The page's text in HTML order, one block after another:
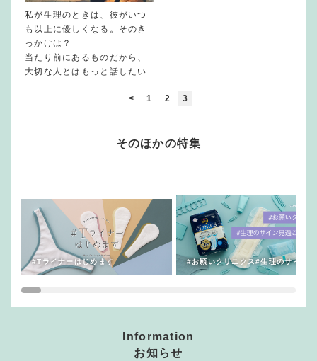
私が生理のときは、彼がいつ
も以上に優しくなる。そのき
っかけは？
当たり前にあるものだから、
大切な人とはもっと話したい
< 1 2 3
そのほかの特集
#Tライナーはじめます #お願いクリニクス#生理のサイン
Information
お知らせ